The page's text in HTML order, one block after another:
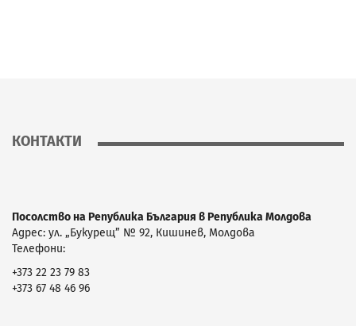
КОНТАКТИ
Посолство на Република България в РепубликаМолдова
Адрес: ул. „Букурещ” № 92, Кишинев, Молдова
Телефони:
+373 22 23 79 83
+373 67 48 46 96